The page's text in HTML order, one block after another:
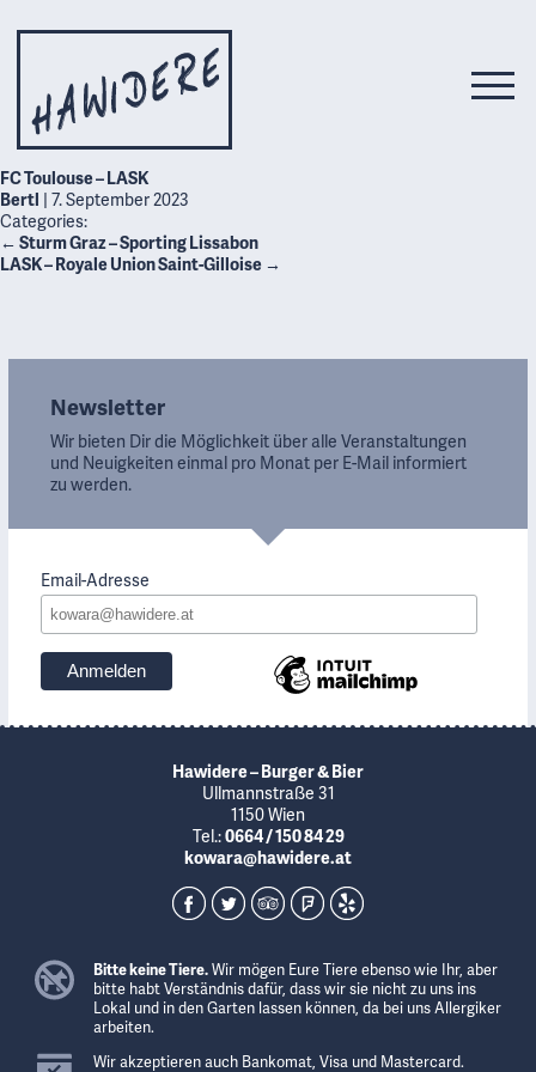
FC Toulouse – LASK
Bertl | 7. September 2023
Categories:
← Sturm Graz – Sporting Lissabon
LASK – Royale Union Saint-Gilloise →
Newsletter
Wir bieten Dir die Möglichkeit über alle Veranstaltungen
und Neuigkeiten einmal pro Monat per E-Mail informiert
zu werden.
Email-Adresse
Hawidere – Burger & Bier
Ullmannstraße 31
1150 Wien
Tel.:0664 / 150 84 29
kowara@hawidere.at
Bitte keine Tiere.Wir mögen Eure Tiere ebenso wie Ihr, aber
bitte habt Verständnis dafür, dass wir sie nicht zu uns ins
Lokal und in den Garten lassen können, da bei uns Allergiker
arbeiten.
Wir akzeptieren auch Bankomat, Visa und Mastercard.